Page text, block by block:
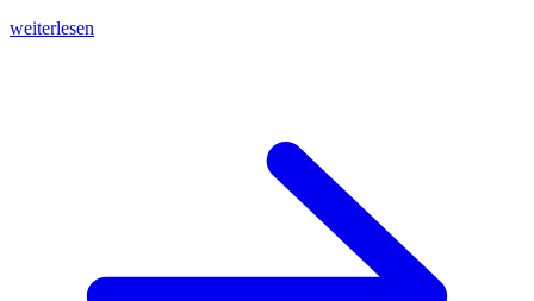
weiterlesen